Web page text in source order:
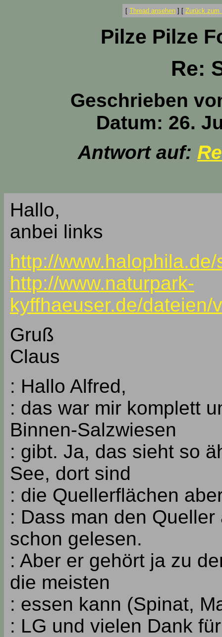
[ Thread ansehen ] [ Zurück zum
Pilze Pilze
Re:
Geschrieben
Datum: 26.
Antwort auf:
Hallo,
anbei links
http://
http://www.naturpark-
kyffhaeuser.de/dateien/
Gruß
Claus
: Hallo Alfred,
: das war mir komplett
Binnen-Salzwiesen
: gibt. Ja, das sieht so
See, dort sind
: die Quellerflächen
: Dass man den
schon gelesen.
: Aber er gehört ja zu
die meisten
: essen kann (Spinat,
: LG und vielen Dank